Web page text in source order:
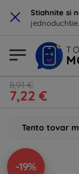
× Stiahnite si
jednoduchšie.
8,91 €
7,22 €
Tento tovar
-19%